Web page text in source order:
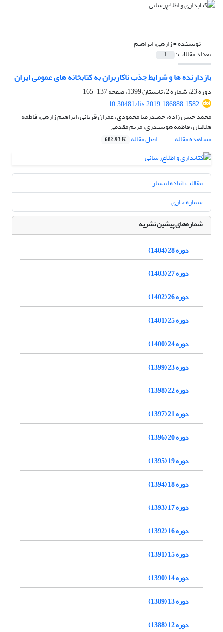
نویسنده =زارهی، ابراهیم
تعداد مقالات: 1
بازدارنده ها و شرایط جذب ناکاربران به کتابخانه های عمومی ایران
دوره 23، شماره 2، تابستان 1399، صفحه
137-165
10.30481/lis.2019.186888.1582
محمد حسن زاده، حمیدرضا محمودی، عمران قربانی، ابراهیم زارهی، فاطمه
هلالیان، فاطمه هوشیدری، مریم مقدمی
مشاهده مقاله
اصل مقاله 682.93 K
مقالات آماده انتشار
شماره جاری
شماره‌های پیشین نشریه
دوره 28 (1404)
دوره 27 (1403)
دوره 26 (1402)
دوره 25 (1401)
دوره 24 (1400)
دوره 23 (1399)
دوره 22 (1398)
دوره 21 (1397)
دوره 20 (1396)
دوره 19 (1395)
دوره 18 (1394)
دوره 17 (1393)
دوره 16 (1392)
دوره 15 (1391)
دوره 14 (1390)
دوره 13 (1389)
دوره 12 (1388)